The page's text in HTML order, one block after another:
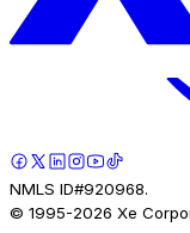
NMLS ID#920968.
© 1995-2026 Xe